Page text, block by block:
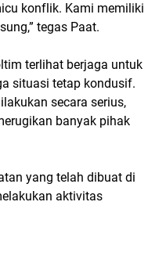
konflik. Kami memiliki
tegas Paat.
terlihat berjaga untuk
situasi tetap kondusif.
secara serius,
banyak pihak
yang telah dibuat di
aktivitas